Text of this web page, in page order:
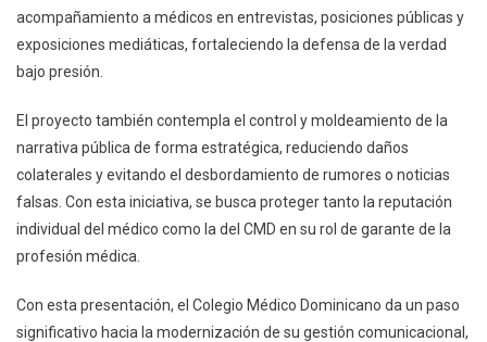
acompañamiento a médicos en entrevistas, posiciones públicas y
exposiciones mediáticas, fortaleciendo la defensa de la verdad
bajo presión.
El proyecto también contempla el control y moldeamiento de la
narrativa pública de forma estratégica, reduciendo daños
colaterales y evitando el desbordamiento de rumores o noticias
falsas. Con esta iniciativa, se busca proteger tanto la reputación
individual del médico como la del CMD en su rol de garante de la
profesión médica.
Con esta presentación, el Colegio Médico Dominicano da un paso
significativo hacia la modernización de su gestión comunicacional,